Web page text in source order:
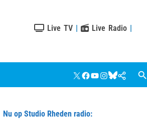
Live TV | Live Radio |
X Facebook
YouTube
Instagram
Bluesky
Google
Nieuws
Nu op Studio Rheden radio: